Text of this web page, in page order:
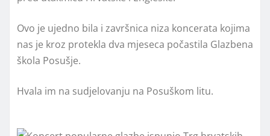
Ovo je ujedno bila i završnica niza koncerata kojima
nas je kroz protekla dva mjeseca počastila Glazbena
škola Posušje.
Hvala im na sudjelovanju na Posuškom litu.